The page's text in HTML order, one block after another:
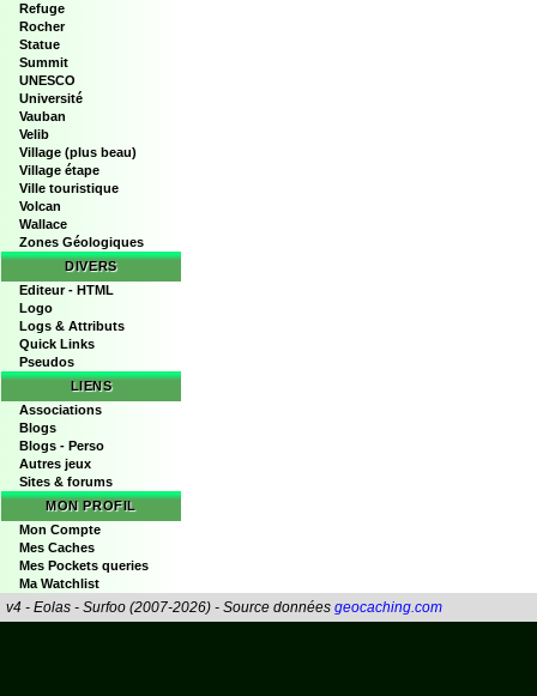
Refuge
Rocher
Statue
Summit
UNESCO
Université
Vauban
Velib
Village (plus beau)
Village étape
Ville touristique
Volcan
Wallace
Zones Géologiques
DIVERS
Editeur - HTML
Logo
Logs & Attributs
Quick Links
Pseudos
LIENS
Associations
Blogs
Blogs - Perso
Autres jeux
Sites & forums
MON PROFIL
Mon Compte
Mes Caches
Mes Pockets queries
Ma Watchlist
v4 - Eolas - Surfoo (2007-2026) - Source données geocaching.com